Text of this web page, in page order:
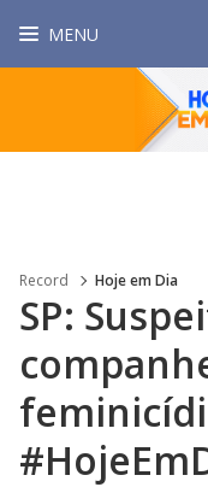
MENU
Record Hoje em Dia
SP: